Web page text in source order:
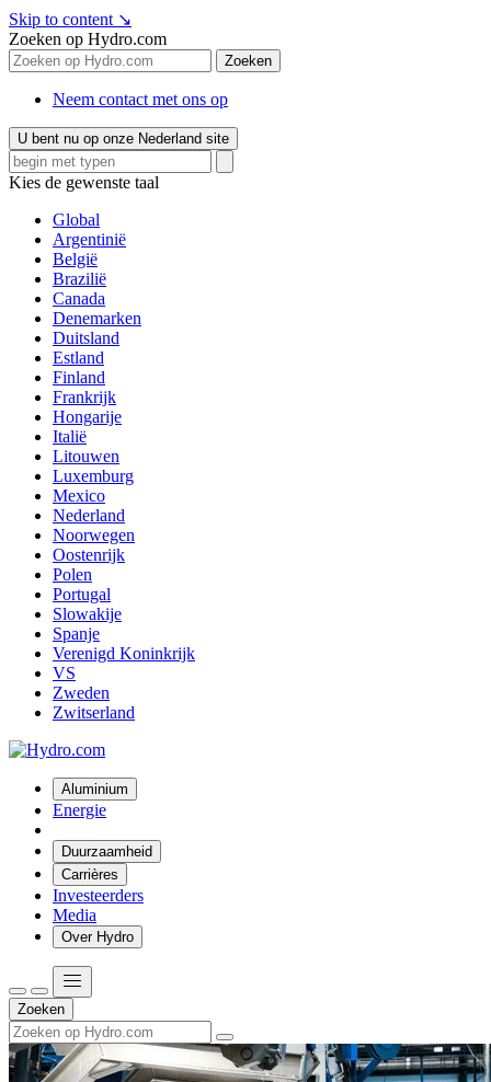
Skip to content ↘
Zoeken op Hydro.com
Zoeken
Neem contact met ons op
U bent nu op onze Nederland site
Kies de gewenste taal
Global
Argentinië
België
Brazilië
Canada
Denemarken
Duitsland
Estland
Finland
Frankrijk
Hongarije
Italië
Litouwen
Luxemburg
Mexico
Nederland
Noorwegen
Oostenrijk
Polen
Portugal
Slowakije
Spanje
Verenigd Koninkrijk
VS
Zweden
Zwitserland
Aluminium
Energie
Duurzaamheid
Carrières
Investeerders
Media
Over Hydro
Zoeken